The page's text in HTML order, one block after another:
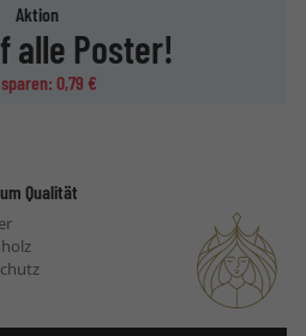
Aktion
alle Poster!
0,79 €
Qualität